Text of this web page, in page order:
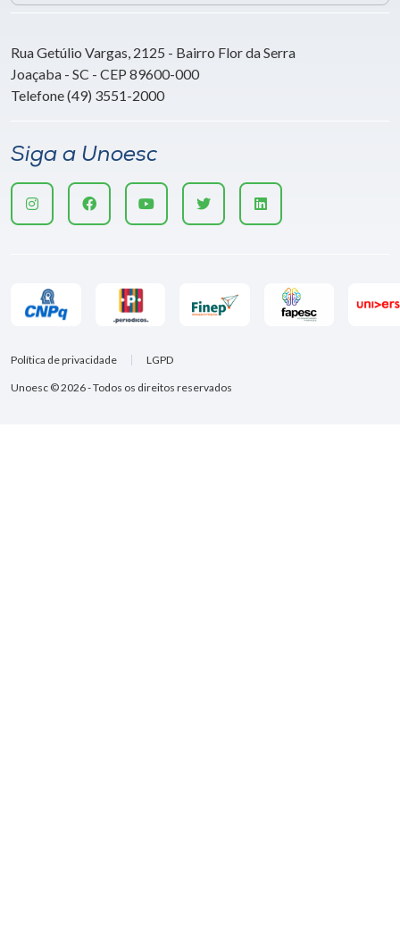
Rua Getúlio Vargas, 2125 - Bairro Flor da Serra
Joaçaba - SC - CEP 89600-000
Telefone (49) 3551-2000
Siga a Unoesc
Unoesc © 2026 - Todos os direitos reservados
Política de privacidade LGPD